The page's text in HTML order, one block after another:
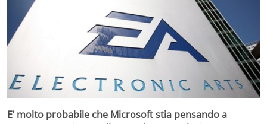
E’ molto probabile che Microsoft stia pensando a